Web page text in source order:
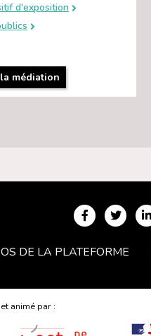
d'exposition
médiation
DE LA PLATEFORME
animé par :